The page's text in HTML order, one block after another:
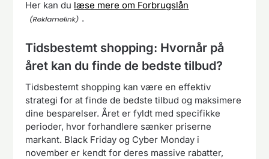
Her kan du læse mere om Forbrugslån
.
Tidsbestemt shopping: Hvornår på
året kan du finde de bedste tilbud?
Tidsbestemt shopping kan være en effektiv
strategi for at finde de bedste tilbud og maksimere
dine besparelser. Året er fyldt med specifikke
perioder, hvor forhandlere sænker priserne
markant. Black Friday og Cyber Monday i
november er kendt for deres massive rabatter,